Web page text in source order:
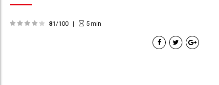
81 /100 5min